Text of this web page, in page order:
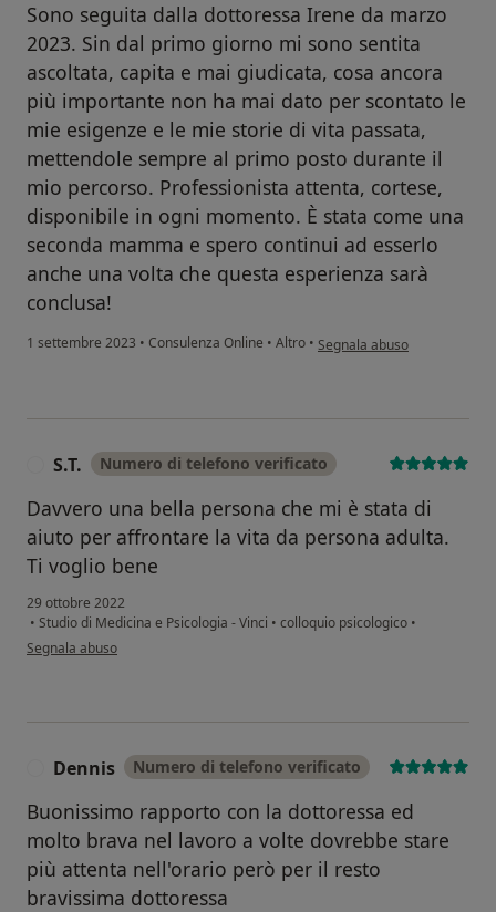
Sono seguita dalla dottoressa Irene da marzo
2023. Sin dal primo giorno mi sono sentita
ascoltata, capita e mai giudicata, cosa ancora
più importante non ha mai dato per scontato le
mie esigenze e le mie storie di vita passata,
mettendole sempre al primo posto durante il
mio percorso. Professionista attenta, cortese,
disponibile in ogni momento. È stata come una
seconda mamma e spero continui ad esserlo
anche una volta che questa esperienza sarà
conclusa!
1 settembre 2023 • Consulenza Online • Altro • secondo l'opinione
Segnala abuso
S.T. Numero di telefono verificato
Davvero una bella persona che mi è stata di
aiuto per affrontare la vita da persona adulta.
Ti voglio bene
29 ottobre 2022
• Studio di Medicina e Psicologia - Vinci • colloquio psicologico •
secondo l'opinione dell'utente S.T.
Segnala abuso
Dennis Numero di telefono verificato
Buonissimo rapporto con la dottoressa ed
molto brava nel lavoro a volte dovrebbe stare
più attenta nell'orario però per il resto
bravissima dottoressa